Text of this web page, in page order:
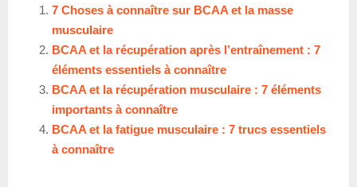
7 Choses à connaître sur BCAA et la masse
musculaire
BCAA et la récupération après l’entraînement : 7
éléments essentiels à connaître
BCAA et la récupération musculaire : 7 éléments
importants à connaître
BCAA et la fatigue musculaire : 7 trucs essentiels
à connaître